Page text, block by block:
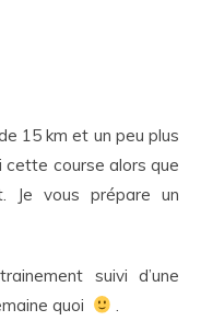
15 km et un peu plus
cette course alors que
Je vous prépare un
suivi d’une
quoi
.